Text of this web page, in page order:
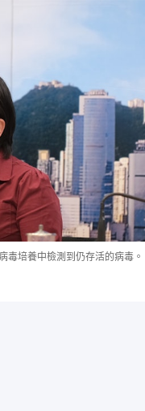
毒培養中檢測到仍存活的病毒。